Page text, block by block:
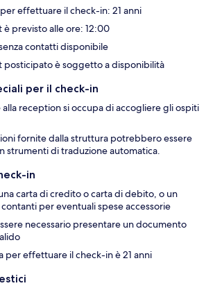
effettuare il check-in: 21 anni
è previsto alle ore: 12:00
contatti disponibile
posticipato è soggetto a disponibilità
per il check-in
alla reception si occupa di accogliere gli ospiti
fornite dalla struttura potrebbero essere
strumenti di traduzione automatica.
in
carta di credito o carta di debito, o un
per eventuali spese accessorie
necessario presentare un documento
per effettuare il check-in è 21 anni